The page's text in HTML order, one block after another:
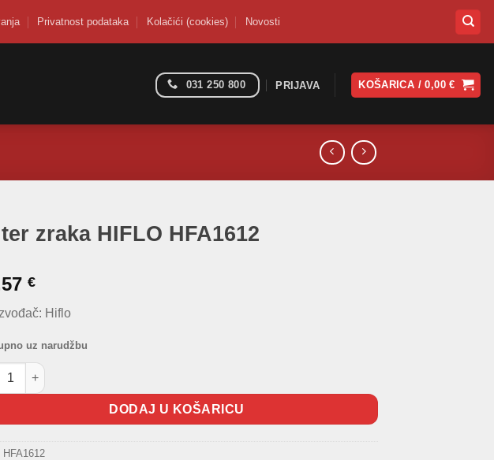
Privatnost podataka Kolačići (cookies) Novosti
031 250 800 PRIJAVA KOŠARICA /0,00€
zraka HIFLO HFA1612
€
Hiflo
uz narudžbu
zraka HIFLO HFA1612 količina
DODAJ U KOŠARICU
HFA1612